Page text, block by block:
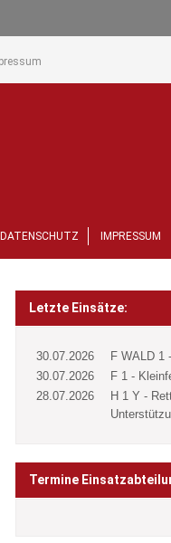
DATENSCHUTZ IMPRESSUM
Letzte Einsätze:
30.07.2026
F WALD 1
30.07.2026
F 1 -
28.07.2026
H 1 Y -
Termine